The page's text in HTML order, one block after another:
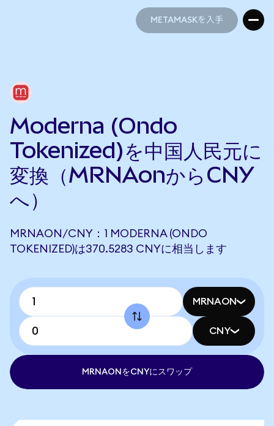
METAMASKを入手
Moderna (Ondo
Tokenized)を中国人民元に
変換（MRNAonからCNY
へ）
MRNAON/CNY：1 MODERNA (ONDO
TOKENIZED)は370.5283 CNYに相当します
MRNAON
CNY
MRNAONをCNYにスワップ